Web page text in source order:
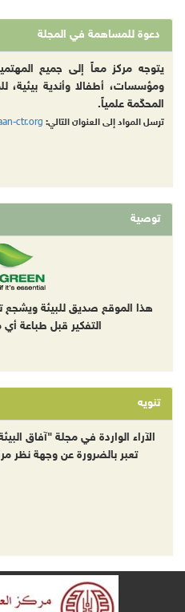
دعوة للمساهمة في المجلة
يتوجه مركز معاً إلى جميع
ومؤسسات، أطفالا وأندية بيئية،
المحكّمة علمياً.
ترسل المواد إلى العنوان التالي: ctr.org
توصية
هذا الموقع صديق للبيئة ويشجع
التفكير قبل طباعة
تنويه
الآراء الواردة في مجلة "آفاق
تعبر بالضرورة عن وجهة نظر